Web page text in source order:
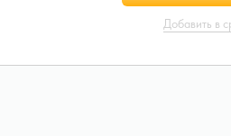
Добавить в